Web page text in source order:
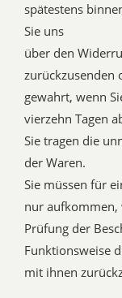
spätestens
Sie uns
über den
zurückzusenden
gewahrt, wenn
vierzehn Tagen
Sie tragen die
der Waren.
Sie müssen für
nur aufkommen,
Prüfung der
Funktionsweise
mit ihnen